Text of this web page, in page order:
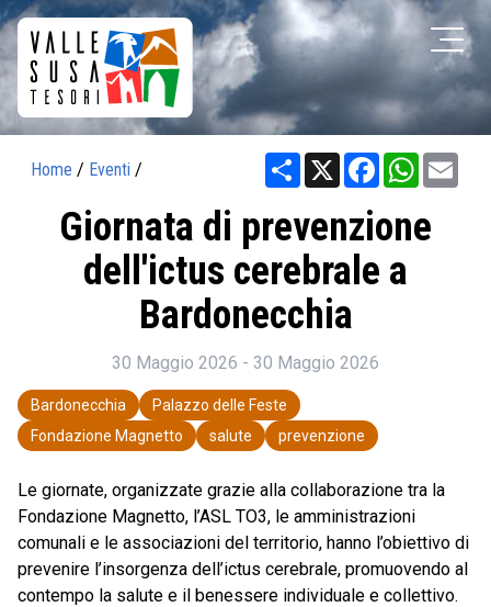
Home / Eventi / Share X Facebook
Giornata di prevenzione
dell'ictus cerebrale a
Bardonecchia
30 Maggio 2026 - 30 Maggio 2026
Bardonecchia
Palazzo delle Feste
Fondazione Magnetto
salute prevenzione
Le giornate, organizzate grazie alla collaborazione tra la
Fondazione Magnetto, l’ASL TO3, le amministrazioni
comunali e le associazioni del territorio, hanno l’obiettivo di
prevenire l’insorgenza dell’ictus cerebrale, promuovendo al
contempo la salute e il benessere individuale e collettivo.